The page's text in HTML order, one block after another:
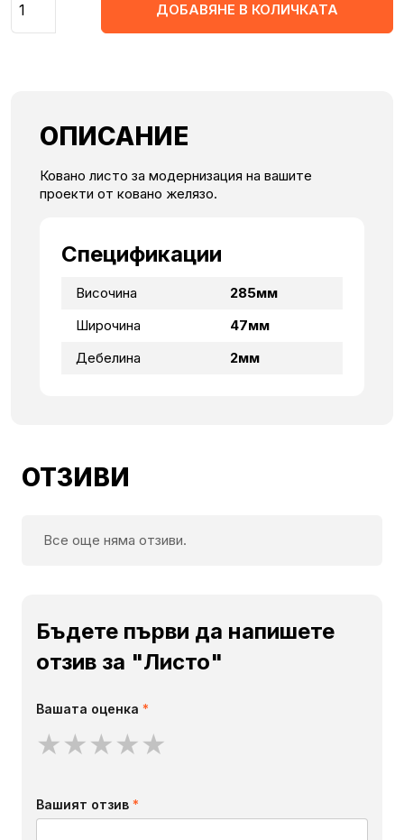
ДОБАВЯНЕ В КОЛИЧКАТА
ОПИСАНИЕ
Ковано листо за модернизация на вашите
проекти от ковано желязо.
Спецификации
Височина
285мм
Широчина
47мм
Дебелина
2мм
ОТЗИВИ
Все още няма отзиви.
Бъдете първи да напишете
отзив за "Листо"
Вашата оценка *
★★★★★
Вашият отзив *